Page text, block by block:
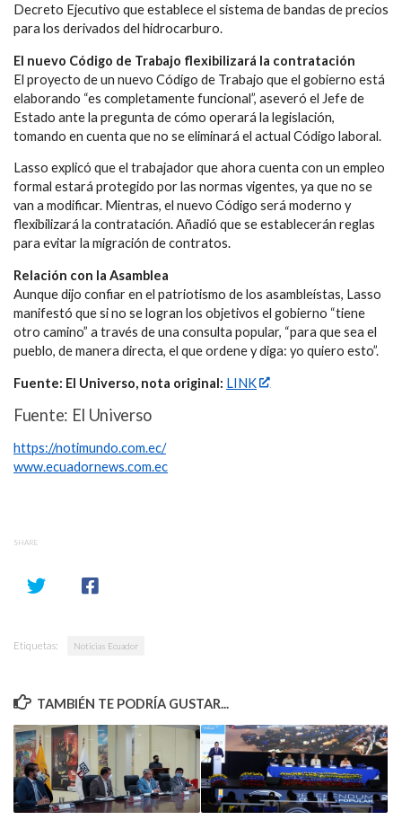
Decreto Ejecutivo que establece el sistema de bandas de precios
para los derivados del hidrocarburo.
El nuevo Código de Trabajo flexibilizará la contratación
El proyecto de un nuevo Código de Trabajo que el gobierno está
elaborando “es completamente funcional”, aseveró el Jefe de
Estado ante la pregunta de cómo operará la legislación,
tomando en cuenta que no se eliminará el actual Código laboral.
Lasso explicó que el trabajador que ahora cuenta con un empleo
formal estará protegido por las normas vigentes, ya que no se
van a modificar. Mientras, el nuevo Código será moderno y
flexibilizará la contratación. Añadió que se establecerán reglas
para evitar la migración de contratos.
Relación con la Asamblea
Aunque dijo confiar en el patriotismo de los asambleístas, Lasso
manifestó que si no se logran los objetivos el gobierno “tiene
otro camino” a través de una consulta popular, “para que sea el
pueblo, de manera directa, el que ordene y diga: yo quiero esto”.
Fuente: El Universo, nota original: LINK
Fuente: El Universo
https://notimundo.com.ec/
www.ecuadornews.com.ec
SHARE
Etiquetas: Noticias Ecuador
TAMBIÉN TE PODRÍA GUSTAR...